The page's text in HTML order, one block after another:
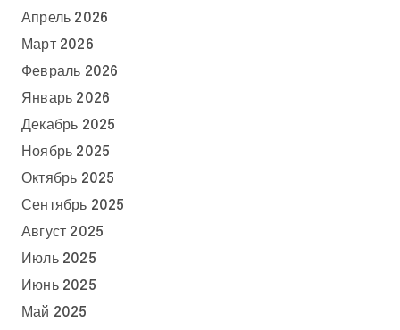
Апрель 2026
Март 2026
Февраль 2026
Январь 2026
Декабрь 2025
Ноябрь 2025
Октябрь 2025
Сентябрь 2025
Август 2025
Июль 2025
Июнь 2025
Май 2025